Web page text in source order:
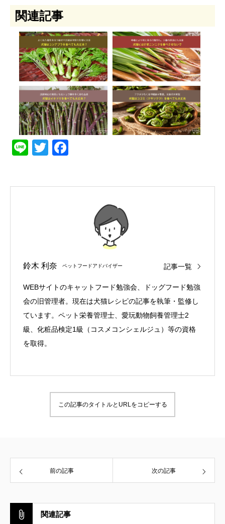
関連記事
LineTwitter
鈴木 利奈 ペットフードアドバイザー 記事一覧
WEBサイトのキャットフード勉強会、ドッグフード勉強
会の旧管理者。現在は犬猫レシピの記事を執筆・監修し
ています。ペット栄養管理士、愛玩動物飼養管理士2
級、化粧品検定1級（コスメコンシェルジュ）等の資格
を取得。
この記事のタイトルとURLをコピーする
前の記事 次の記事
関連記事